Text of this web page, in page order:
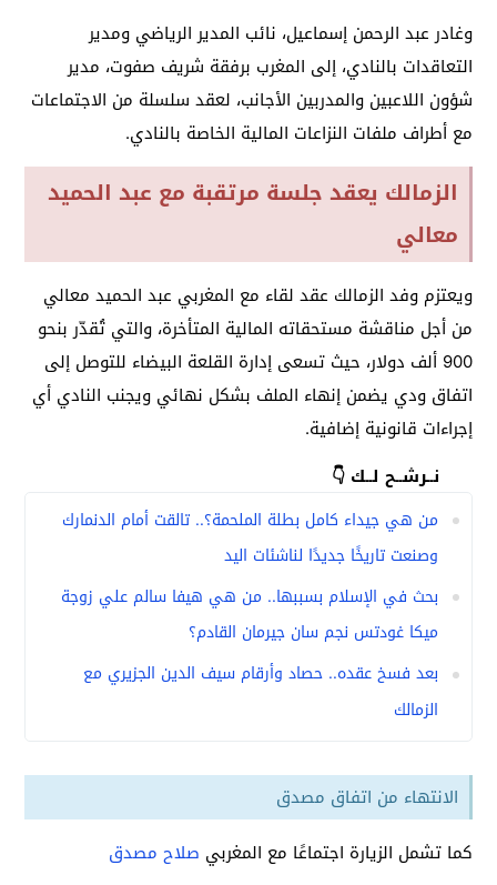
وغادر عبد الرحمن إسماعيل، نائب المدير الرياضي ومدير
التعاقدات بالنادي، إلى المغرب برفقة شريف صفوت، مدير
شؤون اللاعبين والمدربين الأجانب، لعقد سلسلة من الاجتماعات
مع أطراف ملفات النزاعات المالية الخاصة بالنادي.
الزمالك يعقد جلسة مرتقبة مع عبد الحميد
معالي
ويعتزم وفد الزمالك عقد لقاء مع المغربي عبد الحميد معالي
من أجل مناقشة مستحقاته المالية المتأخرة، والتي تُقدّر بنحو
900 ألف دولار، حيث تسعى إدارة القلعة البيضاء للتوصل إلى
اتفاق ودي يضمن إنهاء الملف بشكل نهائي ويجنب النادي أي
إجراءات قانونية إضافية.
نــرشــح لــك 👇
من هي جيداء كامل بطلة الملحمة؟.. تالقت أمام الدنمارك
وصنعت تاريخًا جديدًا لناشئات اليد
بحث في الإسلام بسببها.. من هي هيفا سالم علي زوجة
ميكا غودتس نجم سان جيرمان القادم؟
بعد فسخ عقده.. حصاد وأرقام سيف الدين الجزيري مع
الزمالك
الانتهاء من اتفاق مصدق
كما تشمل الزيارة اجتماعًا مع المغربي صلاح مصدق